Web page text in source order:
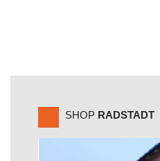
SHOP RADSTADT